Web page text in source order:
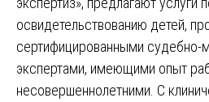
освидетельствованию детей,
сертифицированными судебно-
экспертами, имеющими опыт
несовершеннолетними. С